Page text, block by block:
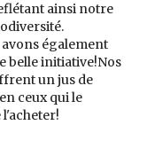
ainsi notre
également
belle initiative!Nos
un jus de
ceux qui le